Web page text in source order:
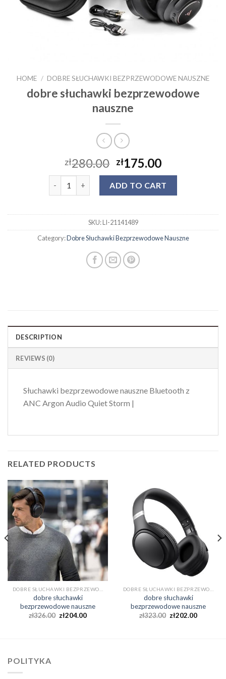
HOME / DOBRE SŁUCHAWKI BEZPRZEWODOWE NAUSZNE
dobre słuchawki bezprzewodowe
nauszne
zł280.00 zł175.00
ADD TO CART
SKU:LI-21141489
Category:Dobre Słuchawki Bezprzewodowe Nauszne
DESCRIPTION
REVIEWS (0)
Słuchawki bezprzewodowe nauszne Bluetooth z
ANC Argon Audio Quiet Storm |
RELATED PRODUCTS
dobre słuchawki
bezprzewodowe nauszne
zł326.00 zł204.00
dobre słuchawki
bezprzewodowe nauszne
zł323.00 zł202.00
POLITYKA